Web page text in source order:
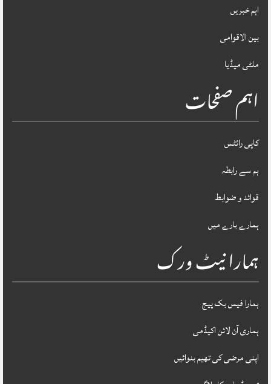
اہم خبریں
بین الاقوامی
ملٹی میڈیا
اہم صفحات
کاپی رائٹس
ہم سے رابطہ
قوائد و ضوابط
ہمارے بارے میں
ہمارا نیٹ ورک
ہمارا فیس بک پیج
ہماری آن لائن اکیڈمی
اپنی مرضی کی تھیم بنوائیں